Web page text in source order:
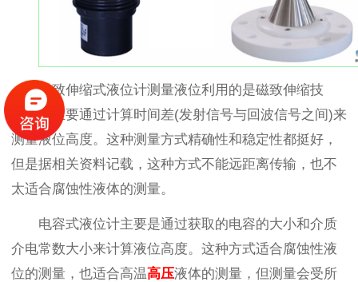
磁致伸缩式液位计测量液位利用的是磁致伸缩技
术。它主要通过计算时间差(发射信号与回波信号之间)来
测量液位高度。这种测量方式精确性和稳定性都挺好，
但是据相关资料记载，这种方式不能远距离传输，也不
太适合腐蚀性液体的测量。
电容式液位计主要是通过获取的电容的大小和介质
介电常数大小来计算液位高度。这种方式适合腐蚀性液
位的测量，也适合高温高压液体的测量，但测量会受所